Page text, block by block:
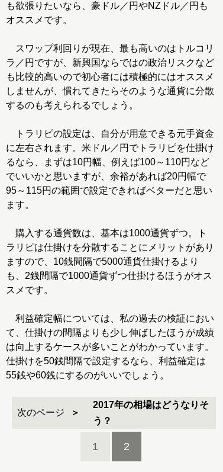
も欲張りたいなら、豪ドル／円やNZドル／円も
オススメです。
スワップ利回りが現在、最も高いのはトルコリ
ラ／円ですが、新興国ならではの政治リスクなど
も比較的高いので初心者には積極的にはオススメ
しませんが、慣れてきたらそのような通貨に分散
するのも考えられるでしょう。
トラリピの設定は、自分が用意できる元手資金
に左右されます。米ドル／円でトラリピを仕掛け
るなら、まずは10円幅、例えば100～110円など
でいいかと思いますが、余裕があれば20円幅で
95～115円の範囲で設定できればベターだと思い
ます。
購入する通貨数は、基本は1000通貨ずつ。ト
ラリピは仕掛けを分散することにメリットがあり
ますので、10銭間隔で5000通貨仕掛けるより
も、2銭間隔で1000通貨ずつ仕掛けるほうがオス
スメです。
利益確定幅については、私の過去の検証におい
て、仕掛けの間隔よりも少し伸ばしたほうが成績
は向上するケースが多いことがわかっています。
仕掛けを50銭間隔で設定するなら、利益確定は
55銭や60銭にするのがいいでしょう。
次のページ
2017年の相場はどうなりそ
う？
1 2